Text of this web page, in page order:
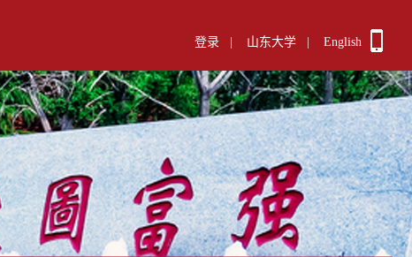
登录 山东大学 English